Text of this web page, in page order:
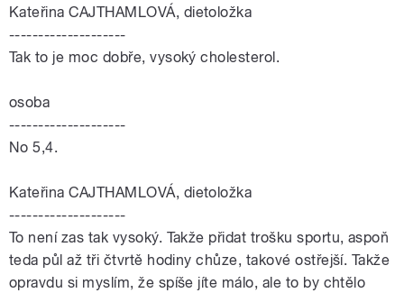
Kateřina CAJTHAMLOVÁ, dietoložka
--------------------
Tak to je moc dobře, vysoký cholesterol.
osoba
--------------------
No 5,4.
Kateřina CAJTHAMLOVÁ, dietoložka
--------------------
To není zas tak vysoký. Takže přidat trošku sportu, aspoň
teda půl až tři čtvrtě hodiny chůze, takové ostřejší. Takže
opravdu si myslím, že spíše jíte málo, ale to by chtělo